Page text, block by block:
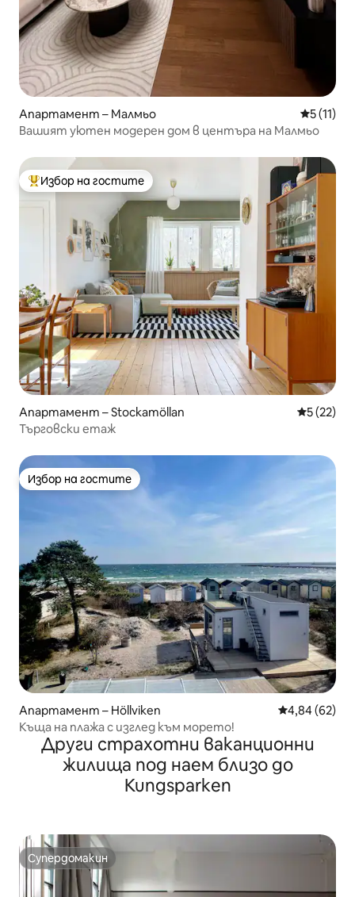
Апартамент – Малмьо Средна
5 (11)
Вашият уютен модерен дом в центъра на Малмьо
Най-популярен избор на гостите
Избор на гостите
Апартамент – Stockamöllan Средна
5 (22)
Търговски етаж
Избор на гостите
Избор на гостите
Апартамент – Höllviken Средна
4,84 (62)
Къща на плажа с изглед към морето!
Други страхотни ваканционни
жилища под наем близо до
Kungsparken
Супердомакин
Супердомакин